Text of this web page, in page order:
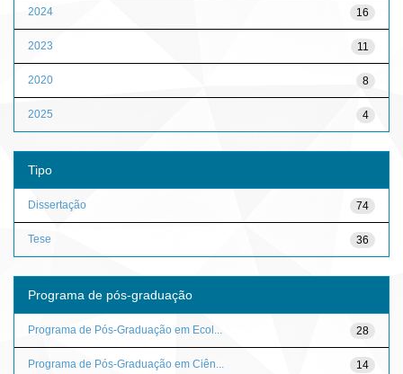
16
2024
11
2023
8
2020
4
2025
Tipo
74
Dissertação
36
Tese
Programa de pós-graduação
28
Programa de Pós-Graduação em Ecol...
14
Programa de Pós-Graduação em Ciên...